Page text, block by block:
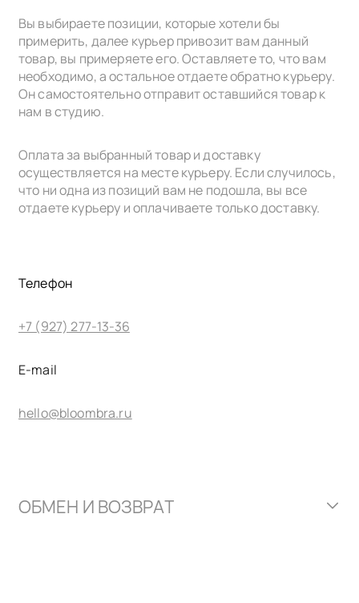
Вы выбираете позиции, которые хотели бы
примерить, далее курьер привозит вам данный
товар, вы примеряете его. Оставляете то, что вам
необходимо, а остальное отдаете обратно курьеру.
Он самостоятельно отправит оставшийся товар к
нам в cтудию.
Оплата за выбранный товар и доставку
осуществляется на месте курьеру. Если случилось,
что ни одна из позиций вам не подошла, вы все
отдаете курьеру и оплачиваете только доставку.
Телефон
+7 (927) 277-13-36
E-mail
hello@bloombra.ru
ОБМЕН И ВОЗВРАТ